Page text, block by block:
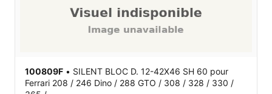
100809F • SILENT BLOC D. 12-42X46 SH 60 pour
Ferrari 208 / 246 Dino / 288 GTO / 308 / 328 / 330 /